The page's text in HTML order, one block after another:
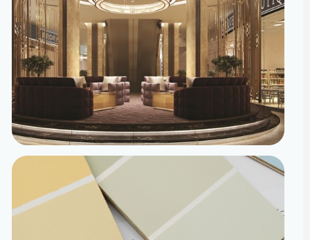
تصميم داخلي
مساحات مصممة لتعيش تفاصيلها